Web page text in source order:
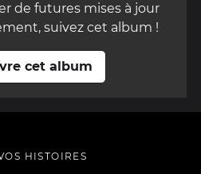
de futures mises à jour
suivez cet album !
cet album
HISTOIRES